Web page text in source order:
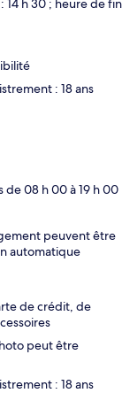
h 30 ; heure de fin
: 18 ans
de 08 h 00 à 19 h 00
peuvent être
automatique
de crédit, de
peut être
: 18 ans